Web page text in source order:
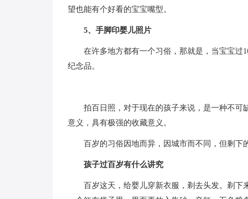
望也能有个好看的宝宝嘴型。
5、手脚印婴儿照片
在许多地方都有一个习俗，那就是，当宝宝过
纪念品。
拍百日照，对于现在的孩子来说，是一种不可
意义，具有极强的收藏意义。
百岁的习俗因地而异，因城市而不同，但剩下
孩子过百岁有什么讲究
百岁这天，给婴儿穿新衣服，剃去头发。剃下